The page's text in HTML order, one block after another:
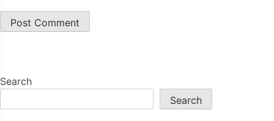
Search
Search